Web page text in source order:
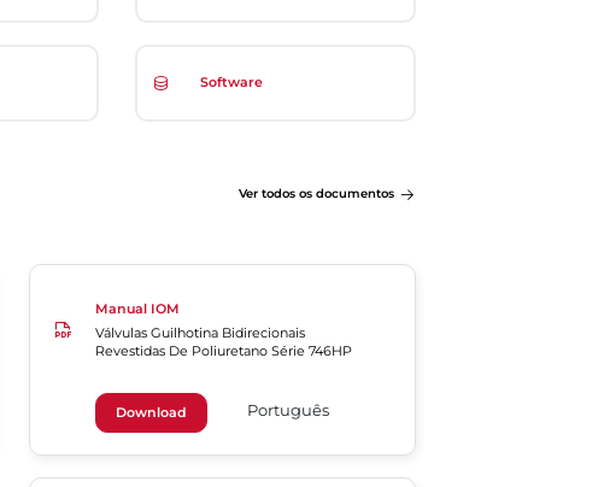
Software
Ver todos os documentos
Manual IOM
Válvulas Guilhotina Bidirecionais
Revestidas De Poliuretano Série 746HP
Download Português